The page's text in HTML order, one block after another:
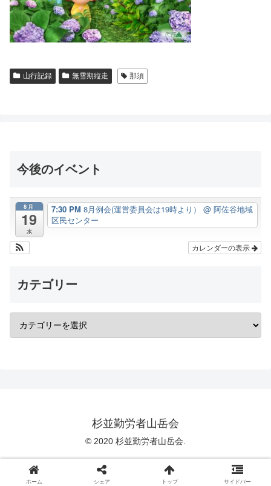
山行記録 無雪期縦走 那須
今後のイベント
8月
19
水
7:30 PM 8月例会(運営委員会は19時より） @ 阿佐谷地域
区民センター
カレンダーの表示
カテゴリー
杉並勤労者山岳会
© 2020 杉並勤労者山岳会.
ホーム シェア トップ サイドバー